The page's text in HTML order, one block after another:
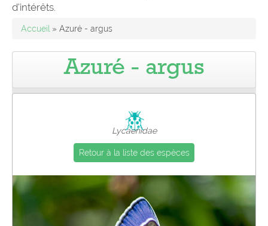
Pro
d’intérêts.
Accueil » Azuré - argus
Azuré - argus
Lycaenidae
Retour à la liste des espèces